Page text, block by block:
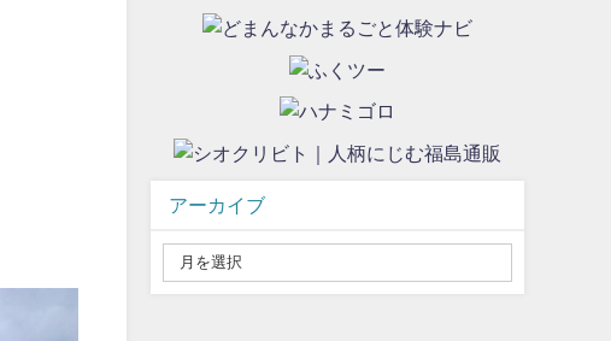
アーカイブ